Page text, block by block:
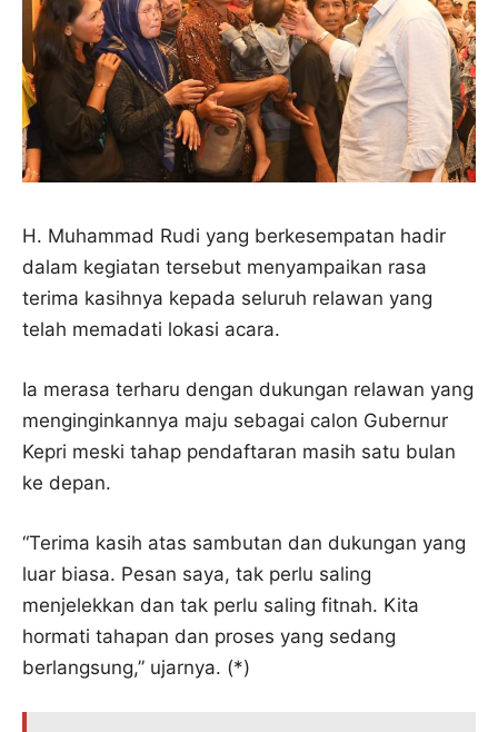
H. Muhammad Rudi yang berkesempatan hadir
dalam kegiatan tersebut menyampaikan rasa
terima kasihnya kepada seluruh relawan yang
telah memadati lokasi acara.
Ia merasa terharu dengan dukungan relawan yang
menginginkannya maju sebagai calon Gubernur
Kepri meski tahap pendaftaran masih satu bulan
ke depan.
“Terima kasih atas sambutan dan dukungan yang
luar biasa. Pesan saya, tak perlu saling
menjelekkan dan tak perlu saling fitnah. Kita
hormati tahapan dan proses yang sedang
berlangsung,” ujarnya. (*)